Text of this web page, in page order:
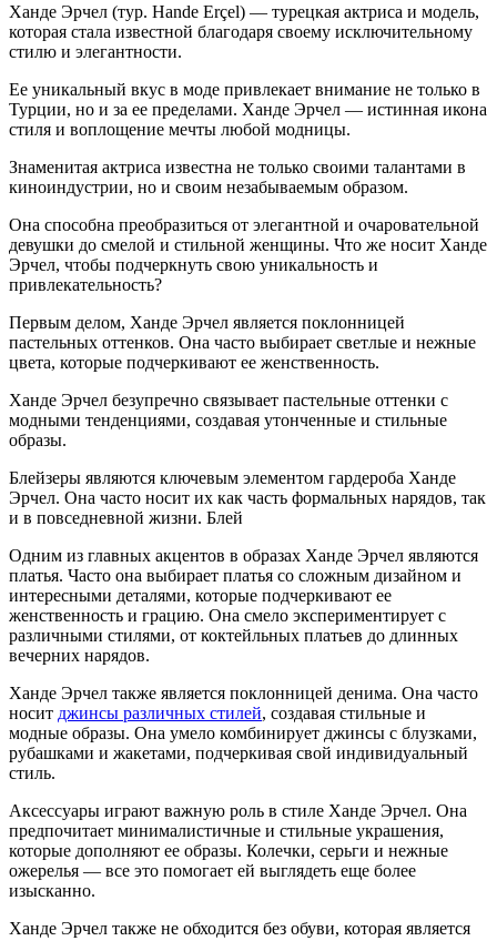
Ханде Эрчел (тур. Hande Erçel) — турецкая актриса и модель,
которая стала известной благодаря своему исключительному
стилю и элегантности.
Ее уникальный вкус в моде привлекает внимание не только в
Турции, но и за ее пределами. Ханде Эрчел — истинная икона
стиля и воплощение мечты любой модницы.
Знаменитая актриса известна не только своими талантами в
киноиндустрии, но и своим незабываемым образом.
Она способна преобразиться от элегантной и очаровательной
девушки до смелой и стильной женщины. Что же носит Ханде
Эрчел, чтобы подчеркнуть свою уникальность и
привлекательность?
Первым делом, Ханде Эрчел является поклонницей
пастельных оттенков. Она часто выбирает светлые и нежные
цвета, которые подчеркивают ее женственность.
Ханде Эрчел безупречно связывает пастельные оттенки с
модными тенденциями, создавая утонченные и стильные
образы.
Блейзеры являются ключевым элементом гардероба Ханде
Эрчел. Она часто носит их как часть формальных нарядов, так
и в повседневной жизни. Блей
Одним из главных акцентов в образах Ханде Эрчел являются
платья. Часто она выбирает платья со сложным дизайном и
интересными деталями, которые подчеркивают ее
женственность и грацию. Она смело экспериментирует с
различными стилями, от коктейльных платьев до длинных
вечерних нарядов.
Ханде Эрчел также является поклонницей денима. Она часто
носит джинсы различных стилей, создавая стильные и
модные образы. Она умело комбинирует джинсы с блузками,
рубашками и жакетами, подчеркивая свой индивидуальный
стиль.
Аксессуары играют важную роль в стиле Ханде Эрчел. Она
предпочитает минималистичные и стильные украшения,
которые дополняют ее образы. Колечки, серьги и нежные
ожерелья — все это помогает ей выглядеть еще более
изысканно.
Ханде Эрчел также не обходится без обуви, которая является